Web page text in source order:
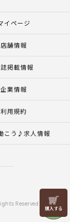
リリヤン
フェア
イページ
店舗情報
掲載情報
企業情報
利用規約
こう♪求人情報
Reserved